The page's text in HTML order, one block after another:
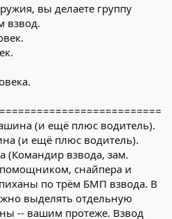
вы делаете группу
взвод.
(и ещё плюс водитель).
(и ещё плюс водитель).
(Командир взвода, зам.
снайпера и
по трём БМП взвода. В
выделять отдельную
-- вашим протеже. Взвод